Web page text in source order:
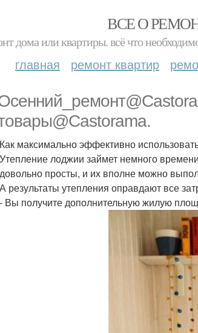
ВСЕ О
дома или квартиры. всё что
главная ремонт квартир
Как максимально эффективно
Утепление лоджии займет немного
довольно просты, и их вполне можно
А результаты утепления оправдают все
- Вы получите дополнительную жилую